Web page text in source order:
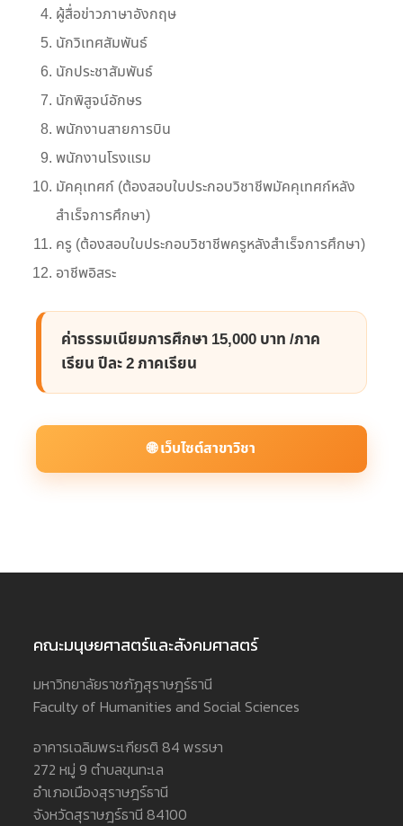
ผู้สื่อข่าวภาษาอังกฤษ
นักวิเทศสัมพันธ์
นักประชาสัมพันธ์
นักพิสูจน์อักษร
พนักงานสายการบิน
พนักงานโรงแรม
มัคคุเทศก์ (ต้องสอบใบประกอบวิชาชีพมัคคุเทศก์หลัง
สำเร็จการศึกษา)
ครู (ต้องสอบใบประกอบวิชาชีพครูหลังสำเร็จการศึกษา)
อาชีพอิสระ
ค่าธรรมเนียมการศึกษา 15,000 บาท /ภาค
เรียน ปีละ 2 ภาคเรียน
🌐 เว็บไซต์สาขาวิชา
คณะมนุษยศาสตร์และสังคมศาสตร์
มหาวิทยาลัยราชภัฏสุราษฎร์ธานี
Faculty of Humanities and Social Sciences
อาคารเฉลิมพระเกียรติ 84 พรรษา
272 หมู่ 9 ตำบลขุนทะเล
อำเภอเมืองสุราษฎร์ธานี
จังหวัดสุราษฎร์ธานี 84100